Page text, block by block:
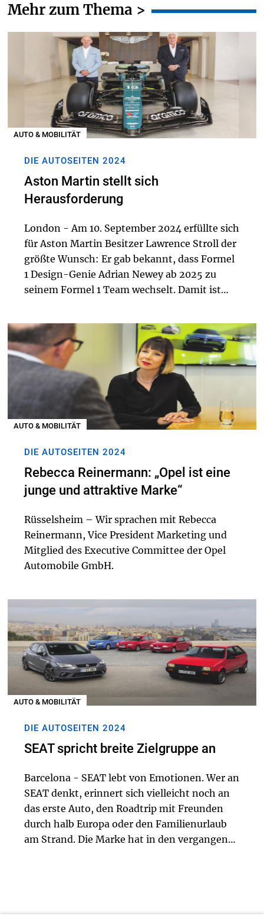
Mehr zum Thema >
AUTO & MOBILITÄT
DIE AUTOSEITEN 2024
Aston Martin stellt sich
Herausforderung
London - Am 10. September 2024 erfüllte sich
für Aston Martin Besitzer Lawrence Stroll der
größte Wunsch: Er gab bekannt, dass Formel
1 Design-Genie Adrian Newey ab 2025 zu
seinem Formel 1 Team wechselt. Damit ist
größter Coup gelungen.
AUTO & MOBILITÄT
DIE AUTOSEITEN 2024
Rebecca Reinermann: „Opel ist eine
junge und attraktive Marke“
Rüsselsheim – Wir sprachen mit Rebecca
Reinermann, Vice President Marketing und
Mitglied des Executive Committee der Opel
Automobile GmbH.
AUTO & MOBILITÄT
DIE AUTOSEITEN 2024
SEAT spricht breite Zielgruppe an
Barcelona - SEAT lebt von Emotionen. Wer an
SEAT denkt, erinnert sich vielleicht noch an
das erste Auto, den Roadtrip mit Freunden
durch halb Europa oder den Familienurlaub
am Strand. Die Marke hat in den vergangenen